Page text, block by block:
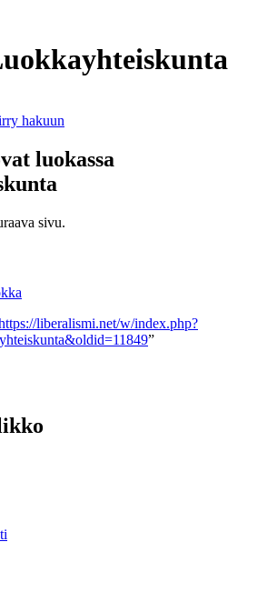
hakuun
luokassa
sivu.
liberalismi.net/w/index.php?
”